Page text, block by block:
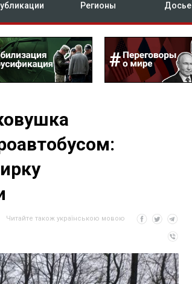
Регионы Досье
Читайте також українською мовою